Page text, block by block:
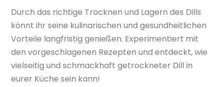
Durch das richtige Trocknen und Lagern des Dills
könnt ihr seine kulinarischen und gesundheitlichen
Vorteile langfristig genießen. Experimentiert mit
den vorgeschlagenen Rezepten und entdeckt, wie
vielseitig und schmackhaft getrockneter Dill in
eurer Küche sein kann!